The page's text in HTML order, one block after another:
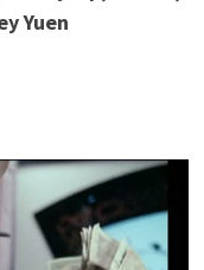
Yuen